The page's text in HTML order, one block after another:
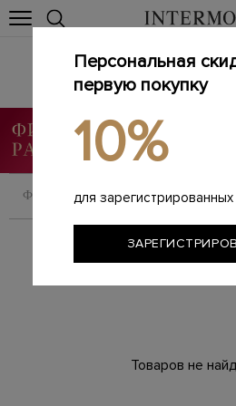
YVES
Главная / Мужчинам / Бренды
ФИЛЬТРОВАТЬ
Товаров не
Персональная
первую покупку
10%
для